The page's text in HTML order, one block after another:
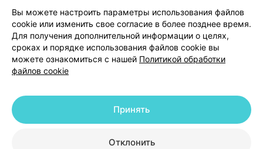
Способы оплаты
Вакансии
Партнеры
Написать руководителю 103.by
Написать в поддержку
Персональные настройки Cookie
© 2026 ООО «Артокс Лаб», УНП 191700409 | 220012, Республика Беларусь,
+375 291212755
Вы можете настроить параметры использования файлов
cookie или изменить свое согласие в более позднее время.
Для получения дополнительной информации о целях,
сроках и порядке использования файлов cookie вы
можете ознакомиться с нашей Политикой обработки
файлов cookie
Отклонить
Принять